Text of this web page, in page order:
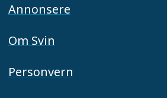
Annonsere
Om Svin
Personvern